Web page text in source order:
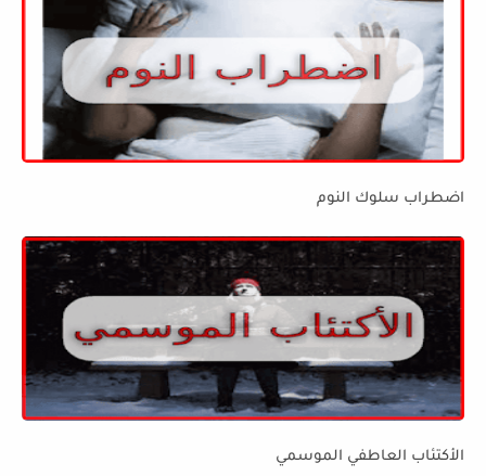
اضطراب سلوك النوم
الأكتئاب العاطفي الموسمي